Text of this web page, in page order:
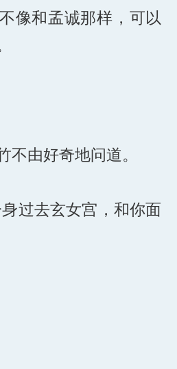
像和孟诚那样，可以
不由好奇地问道。
过去玄女宫，和你面